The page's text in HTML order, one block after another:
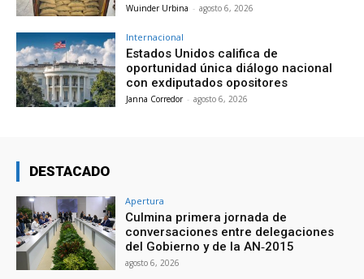
Wuinder Urbina - agosto 6, 2026
Internacional
Estados Unidos califica de
oportunidad única diálogo nacional
con exdiputados opositores
Janna Corredor - agosto 6, 2026
DESTACADO
Apertura
Culmina primera jornada de
conversaciones entre delegaciones
del Gobierno y de la AN‑2015
agosto 6, 2026